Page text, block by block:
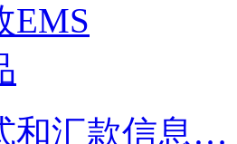
EMS
和汇款信息…